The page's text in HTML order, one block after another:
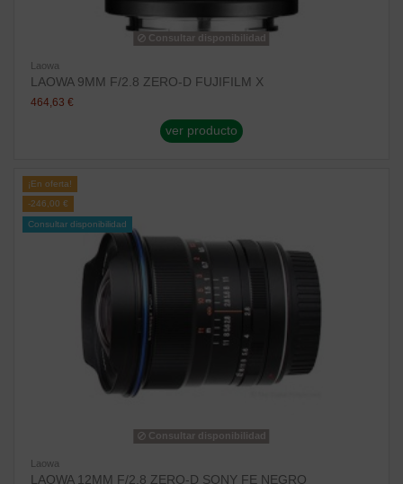
Consultar disponibilidad
Laowa
LAOWA 9MM F/2.8 ZERO-D FUJIFILM X
464,63 €
ver producto
¡En oferta!
-246,00 €
Consultar disponibilidad
Consultar disponibilidad
Laowa
LAOWA 12MM F/2.8 ZERO-D SONY FE NEGRO